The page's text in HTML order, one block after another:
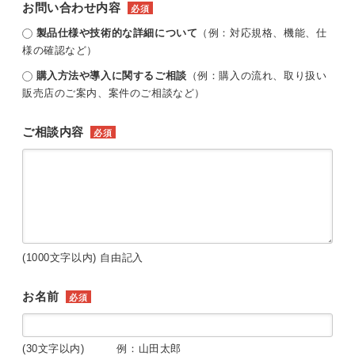
お問い合わせ内容 必須
製品仕様や技術的な詳細について （例：対応規格、機能、仕
様の確認など）
購入方法や導入に関するご相談 （例：購入の流れ、取り扱い
販売店のご案内、案件のご相談など）
ご相談内容 必須
(1000文字以内) 自由記入
お名前 必須
(30文字以内) 例：山田太郎